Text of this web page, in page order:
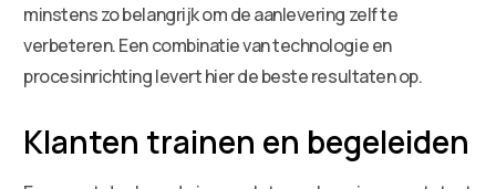
minstens zo belangrijk om de aanlevering zelf te
verbeteren. Een combinatie van technologie en
procesinrichting levert hier de beste resultaten op.
Klanten trainen en begeleiden